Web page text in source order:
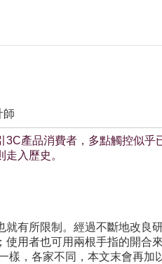
師
產品消費者，多點觸控似
入歷史。
有所限制。經過不斷地改良
用者也可用兩根手指的開合
樣，各家不同，本文末會再加